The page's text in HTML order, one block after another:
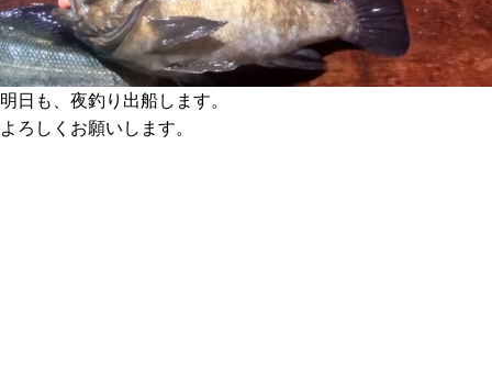
明日も、夜釣り出船します。
よろしくお願いします。